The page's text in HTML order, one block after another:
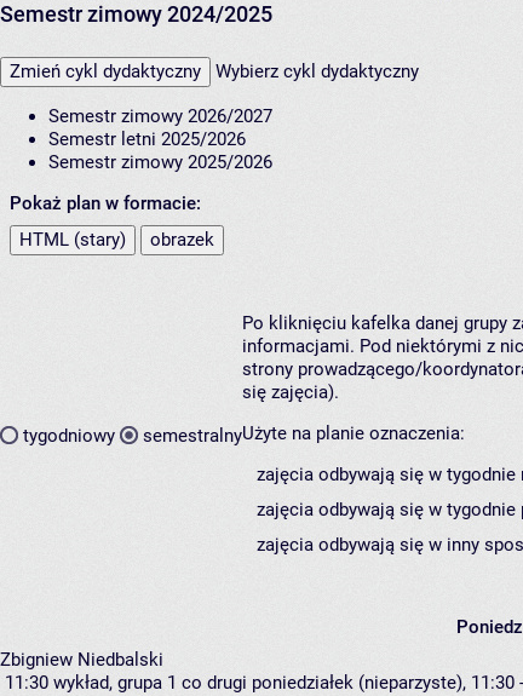
Semestr zimowy 2024/2025
Zmień cykl dydaktyczny Wybierz cykl dydaktyczny
Semestr zimowy 2026/2027
Semestr letni 2025/2026
Semestr zimowy 2025/2026
Pokaż plan w formacie:
HTML (stary)
obrazek
tygodniowy semestralny
Po kliknięciu kafelka danej grupy
informacjami. Pod niektórymi z
strony prowadzącego/
się zajęcia).
Użyte na planie oznaczenia:
zajęcia odbywają się w tygodnie
zajęcia odbywają się w tygodnie
zajęcia odbywają się w inny
Zbigniew Niedbalski
11:30 wykład, grupa 1 co drugi poniedziałek (nieparzyste), 11:30